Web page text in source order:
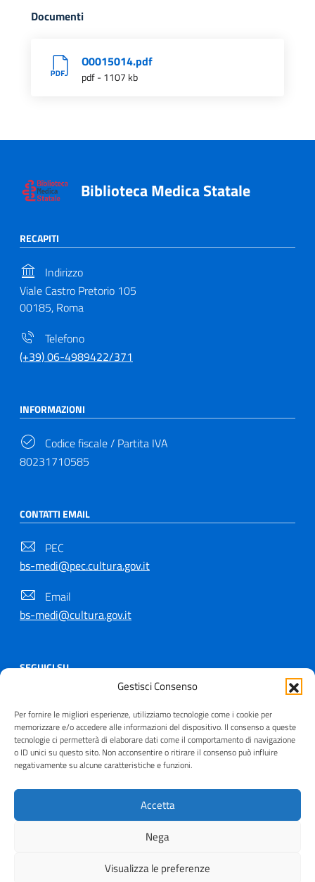
Gestisci Consenso
Per fornire le migliori esperienze, utilizziamo tecnologie come i cookie per
memorizzare e/o accedere alle informazioni del dispositivo. Il consenso a queste
tecnologie ci permetterà di elaborare dati come il comportamento di navigazione
o ID unici su questo sito. Non acconsentire o ritirare il consenso può influire
negativamente su alcune caratteristiche e funzioni.
Accetta
Nega
Visualizza le preferenze
Documenti
O0015014.pdf
pdf - 1107 kb
Biblioteca Medica Statale
RECAPITI
Indirizzo
Viale Castro Pretorio 105
00185, Roma
Telefono
(+39) 06-4989422/371
INFORMAZIONI
Codice fiscale / Partita IVA
80231710585
CONTATTI EMAIL
PEC
bs-medi@pec.cultura.gov.it
Email
bs-medi@cultura.gov.it
SEGUICI SU
Copyright © 2021 - 2026
Useful Links Section
Privacy | Cookie policy | Contatti |